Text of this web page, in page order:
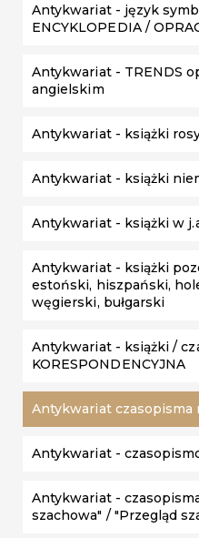
Antykwariat - język
ENCYKLOPEDIA /
Antykwariat - TRENDS
angielskim
Antykwariat - książki
Antykwariat - książki
Antykwariat - książki w
Antykwariat - książki
estoński, hiszpański,
węgierski, bułgarski
Antykwariat - książki /
KORESPONDENCYJNA
Antykwariat czasopisma
Antykwariat -
Antykwariat -
szachowa" / "Przegląd